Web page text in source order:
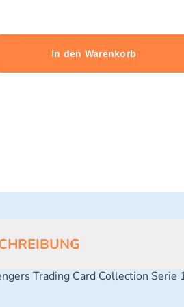
Maximum quantity: 10
In den Warenkorb
Trading Card Collection Serie